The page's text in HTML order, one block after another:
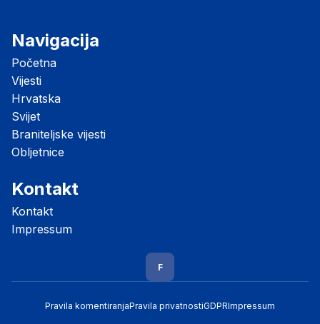
Navigacija
Početna
Vijesti
Hrvatska
Svijet
Braniteljske vijesti
Obljetnice
Kontakt
Kontakt
Impressum
F
Pravila komentiranjaPravila privatnostiGDPRImpressum